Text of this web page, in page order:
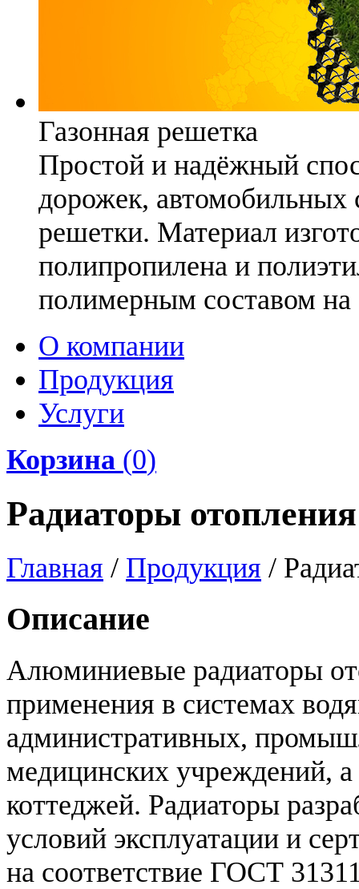
Газонная решетка
Простой и надёжный
дорожек, автомобильных
решетки. Материал
полипропилена и
полимерным составом на
О компании
Продукция
Услуги
Корзина (0)
Радиаторы отопления
Главная / Продукция /
Описание
Алюминиевые радиаторы
применения в системах
административных,
медицинских учреждений,
коттеджей. Радиаторы
условий эксплуатации и
на соответствие ГОСТ